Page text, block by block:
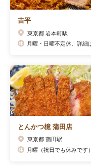
吉平
東京都 岩本町駅
とんかつ檍 蒲田店
東京都 蒲田駅
月曜（祝日でも休みです）